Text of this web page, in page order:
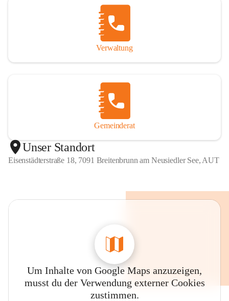
Verwaltung
Gemeinderat
Unser Standort
Eisenstädterstraße 18, 7091 Breitenbrunn am Neusiedler See, AUT
Um Inhalte von Google Maps anzuzeigen,
musst du der Verwendung externer Cookies
zustimmen.